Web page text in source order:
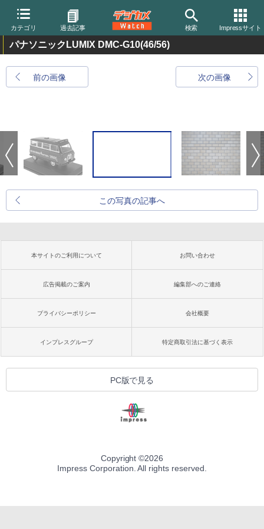
カテゴリ 過去記事 検索 Impressサイト
パナソニックLUMIX DMC-G10(46/56)
前の画像 次の画像
この写真の記事へ
本サイトのご利用について お問い合わせ
広告掲載のご案内 編集部へのご連絡
プライバシーポリシー 会社概要
インプレスグループ 特定商取引法に基づく表示
PC版で見る
Copyright ©2026
Impress Corporation. All rights reserved.